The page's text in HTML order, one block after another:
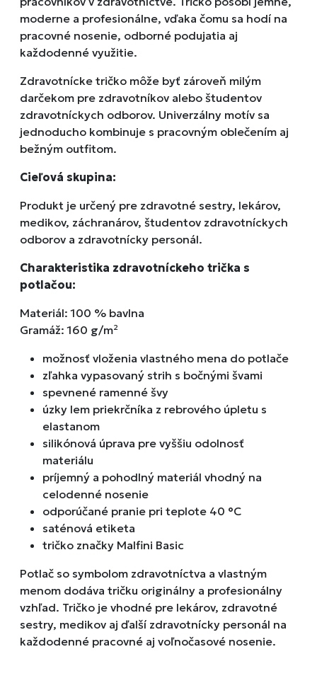
moderne a profesionálne, vďaka čomu sa hodí na
pracovné nosenie, odborné podujatia aj
každodenné využitie.
Zdravotnícke tričko môže byť zároveň milým
darčekom pre zdravotníkov alebo študentov
zdravotníckych odborov. Univerzálny motív sa
jednoducho kombinuje s pracovným oblečením aj
bežným outfitom.
Cieľová skupina:
Produkt je určený pre zdravotné sestry, lekárov,
medikov, záchranárov, študentov zdravotníckych
odborov a zdravotnícky personál.
Charakteristika zdravotníckeho trička s
potlačou:
Materiál: 100 % bavlna
Gramáž: 160 g/m²
možnosť vloženia vlastného mena do potlače
zľahka vypasovaný strih s bočnými švami
spevnené ramenné švy
úzky lem priekrčníka z rebrového úpletu s
elastanom
silikónová úprava pre vyššiu odolnosť
materiálu
príjemný a pohodlný materiál vhodný na
celodenné nosenie
odporúčané pranie pri teplote 40 °C
saténová etiketa
tričko značky Malfini Basic
Potlač so symbolom zdravotníctva a vlastným
menom dodáva tričku originálny a profesionálny
vzhľad. Tričko je vhodné pre lekárov, zdravotné
sestry, medikov aj ďalší zdravotnícky personál na
každodenné pracovné aj voľnočasové nosenie.